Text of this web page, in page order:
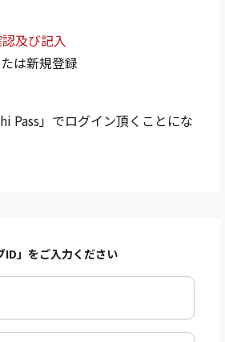
及び記入
は新規登録
Pass」でログイン頂くことにな
」をご入力ください